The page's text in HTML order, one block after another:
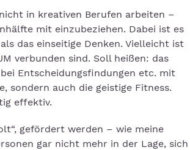
in kreativen Berufen arbeiten –
mit einzubeziehen. Dabei ist es
das einseitige Denken. Vielleicht ist
verbunden sind. Soll heißen: das
Entscheidungsfindungen etc. mit
sondern auch die geistige Fitness.
effektiv.
gefördert werden – wie meine
gar nicht mehr in der Lage, sich